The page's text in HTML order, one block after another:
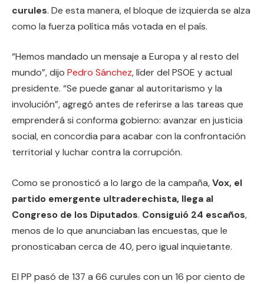
curules. De esta manera, el bloque de izquierda se alza
como la fuerza política más votada en el país.
“Hemos mandado un mensaje a Europa y al resto del
mundo”, dijo Pedro Sánchez, líder del PSOE y actual
presidente. “Se puede ganar al autoritarismo y la
involución”, agregó antes de referirse a las tareas que
emprenderá si conforma gobierno: avanzar en justicia
social, en concordia para acabar con la confrontación
territorial y luchar contra la corrupción.
Como se pronosticó a lo largo de la campaña,Vox, el
partido emergente ultraderechista, llega al
Congreso de los Diputados. Consiguió 24 escaños,
menos de lo que anunciaban las encuestas, que le
pronosticaban cerca de 40, pero igual inquietante.
El PP pasó de 137 a 66 curules con un 16 por ciento de